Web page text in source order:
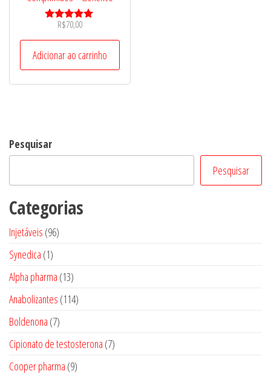
Avaliação
R$70,00
Adicionar ao carrinho
Pesquisar
Pesquisar
Categorias
Injetáveis 9696
Synedica 11
produto
Alpha pharma 1313
produtos
Anabolizantes 114114
Boldenona 77
produtos
Cipionato de testosterona 77
Cooper pharma 99